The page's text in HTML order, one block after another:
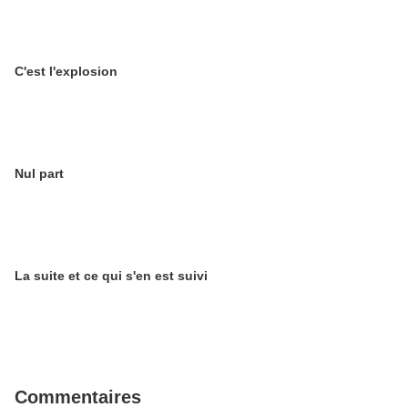
C'est l'explosion
Nul part
La suite et ce qui s'en est suivi
Commentaires